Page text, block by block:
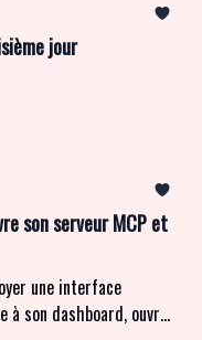
jour
son serveur MCP et
une interface
son dashboard, ouvre